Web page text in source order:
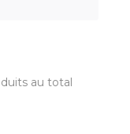
au total